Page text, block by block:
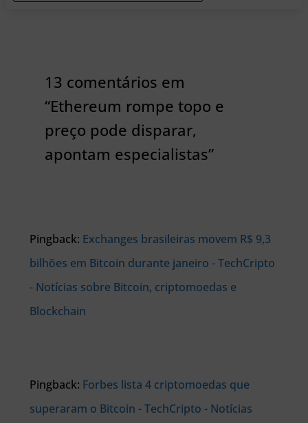
13 comentários em
“Ethereum rompe topo e
preço pode disparar,
apontam especialistas”
Pingback: Exchanges brasileiras movem R$ 9,3
bilhões em Bitcoin durante janeiro - TechCripto
- Notícias sobre Bitcoin, criptomoedas e
Blockchain
Pingback: Forbes lista 4 criptomoedas que
superaram o Bitcoin - TechCripto - Notícias